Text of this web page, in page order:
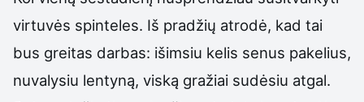
virtuvės spinteles. Iš pradžių atrodė, kad tai
bus greitas darbas: išimsiu kelis senus pakelius,
nuvalysiu lentyną, viską gražiai sudėsiu atgal.